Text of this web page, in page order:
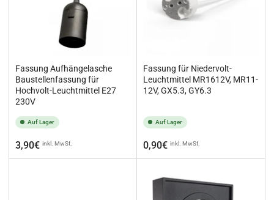
Fassung Aufhängelasche
Baustellenfassung für
Hochvolt-Leuchtmittel E27
230V
Auf Lager
Normaler
Preis
3,90€ inkl. MwSt.
Fassung für Niedervolt-
Leuchtmittel MR1612V, MR11-
12V, GX5.3, GY6.3
Auf Lager
Normaler
Preis
0,90€ inkl. MwSt.